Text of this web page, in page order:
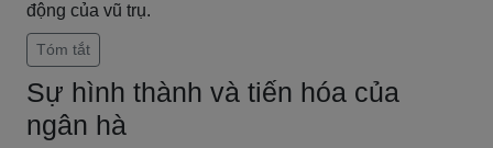
động của vũ trụ.
Tóm tắt
Sự hình thành và tiến hóa của
ngân hà